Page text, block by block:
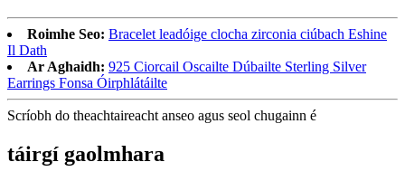
Roimhe Seo: Bracelet leadóige clocha zirconia ciúbach Eshine
Il Dath
Ar Aghaidh: 925 Ciorcail Oscailte Dúbailte Sterling Silver
Earrings Fonsa Óirphlátáilte
Scríobh do theachtaireacht anseo agus seol chugainn é
táirgí gaolmhara